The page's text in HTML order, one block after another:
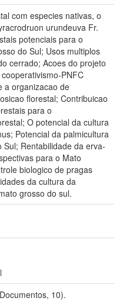
com especies nativas, o
urundeuva Fr.
potenciais para o
do Sul; Usos multiplos
cerrado; Acoes do projeto
PNFC
a organizacao de
florestal; Contribuicao
para o
O potencial da cultura
Potencial da palmicultura
Rentabilidade da erva-
para o Mato
biologico de pragas
da cultura da
grosso do sul.
10).